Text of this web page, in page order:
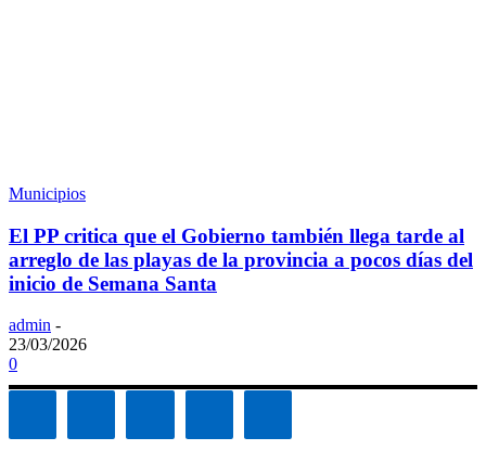
Municipios
El PP critica que el Gobierno también llega tarde al
arreglo de las playas de la provincia a pocos días del
inicio de Semana Santa
admin -
23/03/2026
0